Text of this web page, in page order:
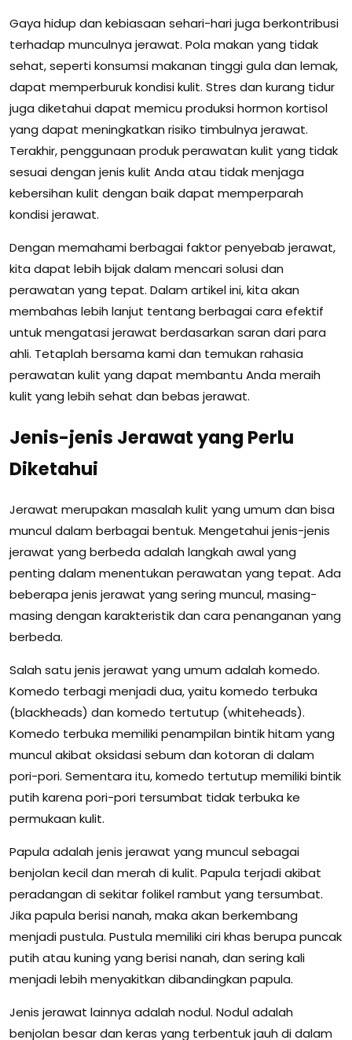
Gaya hidup dan kebiasaan sehari-hari juga berkontribusi
terhadap munculnya jerawat. Pola makan yang tidak
sehat, seperti konsumsi makanan tinggi gula dan lemak,
dapat memperburuk kondisi kulit. Stres dan kurang tidur
juga diketahui dapat memicu produksi hormon kortisol
yang dapat meningkatkan risiko timbulnya jerawat.
Terakhir, penggunaan produk perawatan kulit yang tidak
sesuai dengan jenis kulit Anda atau tidak menjaga
kebersihan kulit dengan baik dapat memperparah
kondisi jerawat.
Dengan memahami berbagai faktor penyebab jerawat,
kita dapat lebih bijak dalam mencari solusi dan
perawatan yang tepat. Dalam artikel ini, kita akan
membahas lebih lanjut tentang berbagai cara efektif
untuk mengatasi jerawat berdasarkan saran dari para
ahli. Tetaplah bersama kami dan temukan rahasia
perawatan kulit yang dapat membantu Anda meraih
kulit yang lebih sehat dan bebas jerawat.
Jenis-jenis Jerawat yang Perlu
Diketahui
Jerawat merupakan masalah kulit yang umum dan bisa
muncul dalam berbagai bentuk. Mengetahui jenis-jenis
jerawat yang berbeda adalah langkah awal yang
penting dalam menentukan perawatan yang tepat. Ada
beberapa jenis jerawat yang sering muncul, masing-
masing dengan karakteristik dan cara penanganan yang
berbeda.
Salah satu jenis jerawat yang umum adalah komedo.
Komedo terbagi menjadi dua, yaitu komedo terbuka
(blackheads) dan komedo tertutup (whiteheads).
Komedo terbuka memiliki penampilan bintik hitam yang
muncul akibat oksidasi sebum dan kotoran di dalam
pori-pori. Sementara itu, komedo tertutup memiliki bintik
putih karena pori-pori tersumbat tidak terbuka ke
permukaan kulit.
Papula adalah jenis jerawat yang muncul sebagai
benjolan kecil dan merah di kulit. Papula terjadi akibat
peradangan di sekitar folikel rambut yang tersumbat.
Jika papula berisi nanah, maka akan berkembang
menjadi pustula. Pustula memiliki ciri khas berupa puncak
putih atau kuning yang berisi nanah, dan sering kali
menjadi lebih menyakitkan dibandingkan papula.
Jenis jerawat lainnya adalah nodul. Nodul adalah
benjolan besar dan keras yang terbentuk jauh di dalam